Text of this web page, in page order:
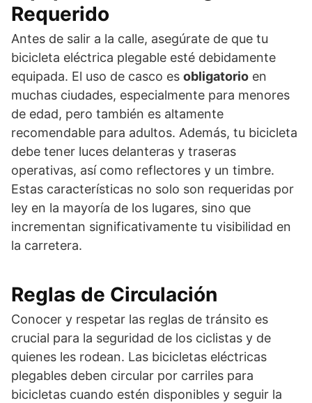
Requerido
Antes de salir a la calle, asegúrate de que tu
bicicleta eléctrica plegable esté debidamente
equipada. El uso de casco es obligatorio en
muchas ciudades, especialmente para menores
de edad, pero también es altamente
recomendable para adultos. Además, tu bicicleta
debe tener luces delanteras y traseras
operativas, así como reflectores y un timbre.
Estas características no solo son requeridas por
ley en la mayoría de los lugares, sino que
incrementan significativamente tu visibilidad en
la carretera.
Reglas de Circulación
Conocer y respetar las reglas de tránsito es
crucial para la seguridad de los ciclistas y de
quienes les rodean. Las bicicletas eléctricas
plegables deben circular por carriles para
bicicletas cuando estén disponibles y seguir la